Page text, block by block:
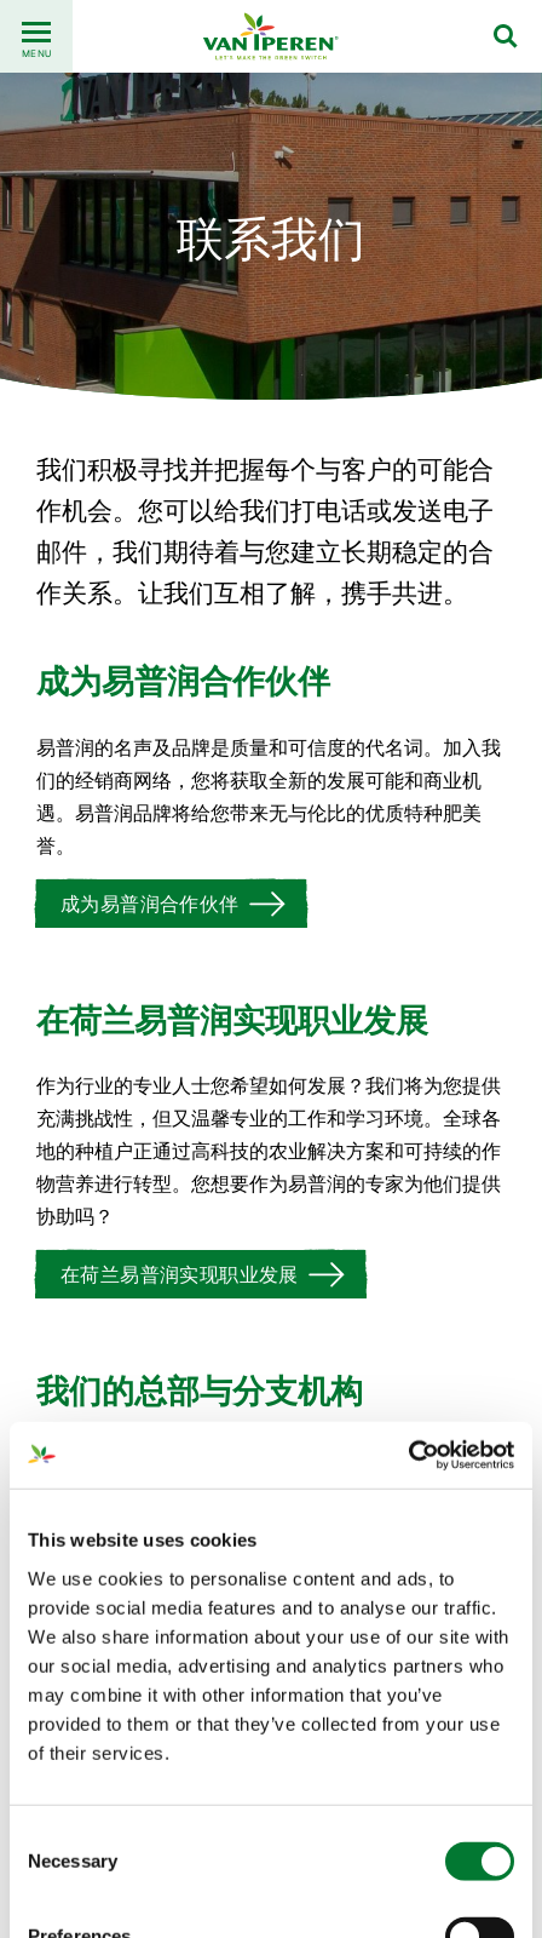
This website uses cookies
We use cookies to personalise content and ads, to
provide social media features and to analyse our traffic.
We also share information about your use of our site with
our social media, advertising and analytics partners who
may combine it with other information that you’ve
provided to them or that they’ve collected from your use
of their services.
Selection
Necessary
content
Back
to
homepage
MENU
联系我们
我们积极寻找并把握每个与客户的可能合
作机会。您可以给我们打电话或发送电子
邮件，我们期待着与您建立长期稳定的合
作关系。让我们互相了解，携手共进。
成为易普润合作伙伴
易普润的名声及品牌是质量和可信度的代名词。加入我
们的经销商网络，您将获取全新的发展可能和商业机
遇。易普润品牌将给您带来无与伦比的优质特种肥美
誉。
成为易普润合作伙伴
在荷兰易普润实现职业发展
作为行业的专业人士您希望如何发展？我们将为您提供
充满挑战性，但又温馨专业的工作和学习环境。全球各
地的种植户正通过高科技的农业解决方案和可持续的作
物营养进行转型。您想要作为易普润的专家为他们提供
协助吗？
在荷兰易普润实现职业发展
我们的总部与分支机构
易普润中国公司
塞尔维亚办公室
黎巴嫩办公室
美国办公室